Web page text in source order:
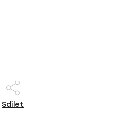
Sdílet